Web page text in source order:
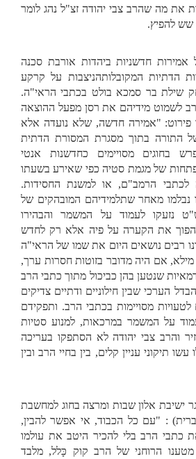
את מה שהרב צבי יהודה זצ"ל נהג לומר
שש להפיץ.
חדשניות ביהדות אורבת סכנה
הדתיות המקובלותהניצבות על קרקע
שילת בר סמכא בולט בכתבי הראי"ה.
לשמוט מידיהם את רסן מפעל ההוצאה
פירוט: "אמירה חדשה, שלא נועדה אלא
התורה בתוך מסגרת המסורת הדתית
בחוגים מסויימים כחדשנות אנטי
של מגמת סטיה כפי שאירע בשעתו
לכתבי הרמב"ם, או למשנת החסידות.
נבלמו מאחר שתלמידיהם המובהקים של
נזעקו לעמוד על המשמר והבהירו
את הקערה על פיה אלא רק לחדש
רבים נושאים היום את שמו של הראי"ה
אם היה מדובר בזוטות חסרות ערך,
שנטען בהן כביכול מתוך כתבי הרב
הערכי שבין חילוניים ודתיים צדיקים
מסויימות בכתבי הרב. ותפקידם
על המשמר במרכאות, למנוע סטיות
והרב צבי יהודה לא הסתפקו בעריכה
תיקוני עניין קלים, בין בחיי הרב ובין
ישיבת אלון שבות ומרצה בחוג למחשבת
: "עם כל הכבוד, אי אפשר להבין,
כתבי הרב בלי להכיר היטב את עולמו
מטענו הרוחני של הרב קוק כָּלל, מלבד